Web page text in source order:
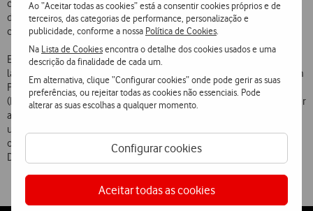
Ao “Aceitar todas as cookies” está a consentir cookies próprios e de
terceiros, das categorias de performance, personalização e
publicidade, conforme a nossa Política de Cookies
Na Lista de Cookiesencontra o detalhe dos cookies usados e uma
descrição da finalidade de cada um.
Em alternativa, clique “Configurar cookies” onde pode gerir as suas
preferências, ou rejeitar todas as cookies não essenciais. Pode
alterar as suas escolhas a qualquer momento.
Configurar cookies
Aceitar todas as cookies
como o cabrito e o queijo, e a dinamização de produtos de Turismo
de Natureza que valorizem a relação entre economia tradicional,
conservação da natureza e biodiversidade.
Este projecto enquadra-se no programa Business & Biodiversity,
lançado pela União Europeia e que tem como principal promotor em
Portugal o Instituto da Conservação da Natureza e da Biodiversidade
(ICNB). O objectivo essencial deste programa é sensibilizar e envolver
as empresas na problemática da biodiversidade, a par da Meta 2010 
uma iniciativa lançada em 2004 por Governos, ONGs, empresas e
outras entidades, na sequência da Cimeira Mundial sobre
Desenvolvimento Sustentável de 2002, de que a Quercus é parceira.